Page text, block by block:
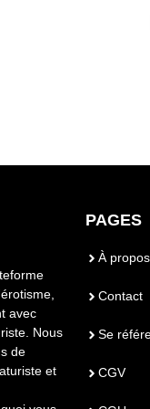
a
avec
Nous
de
et
PAGES
À propos
Contact
Se
CGV